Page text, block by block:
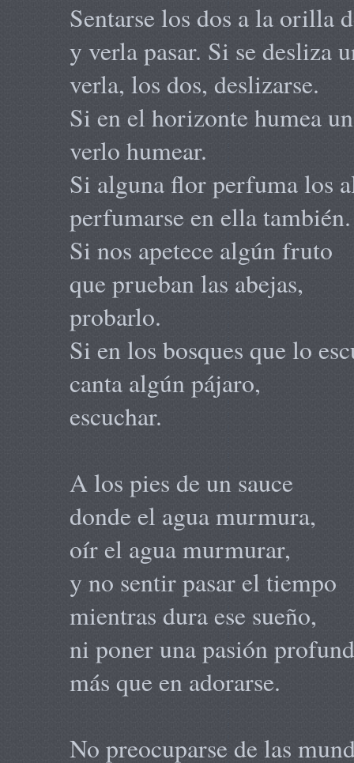
Sentarse los dos a la orilla
y verla pasar. Si se desliza
verla, los dos, deslizarse.
Si en el horizonte humea
verlo humear.
Si alguna flor perfuma los
perfumarse en ella también.
Si nos apetece algún fruto
que prueban las abejas,
probarlo.
Si en los bosques que lo
canta algún pájaro,
escuchar.
A los pies de un sauce
donde el agua murmura,
oír el agua murmurar,
y no sentir pasar el tiempo
mientras dura ese sueño,
ni poner una pasión
más que en adorarse.
No preocuparse de las